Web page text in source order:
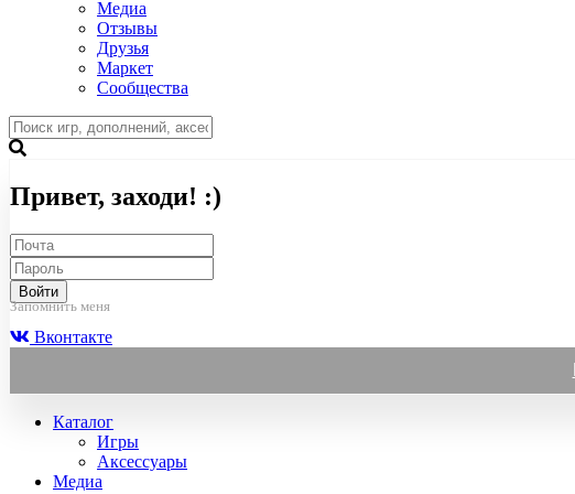
Медиа
Отзывы
Друзья
Маркет
Сообщества
Привет, заходи! :)
Войти
Запомнить меня
Вконтакте
Каталог
Игры
Аксессуары
Медиа